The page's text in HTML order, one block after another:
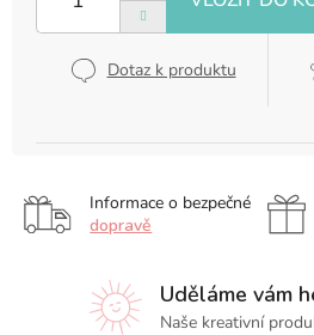
Dotaz k produktu
Informace o bezpečné
dopravě
Uděláme vám
Naše kreativní